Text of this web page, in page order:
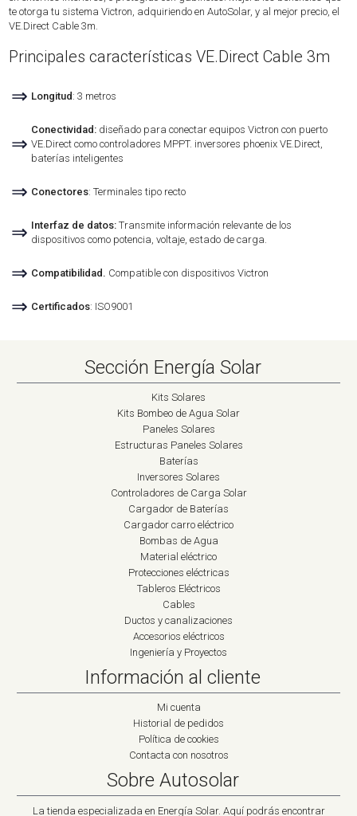
te otorga tu sistema Victron, adquiriendo en AutoSolar, y al mejor precio, el
VE.Direct Cable 3m.
Principales características VE.Direct Cable 3m
⇒ Longitud : 3 metros
⇒
Conectividad: diseñado para conectar equipos Victron con puerto
VE.Direct como controladores MPPT. inversores phoenix VE.Direct,
baterías inteligentes
⇒ Conectores: Terminales tipo recto
⇒ Interfaz de datos: Transmite información relevante de los
dispositivos como potencia, voltaje, estado de carga.
⇒ Compatibilidad. Compatible con dispositivos Victron
⇒ Certificados: ISO9001
Sección Energía Solar
Kits Solares
Kits Bombeo de Agua Solar
Paneles Solares
Estructuras Paneles Solares
Baterías
Inversores Solares
Controladores de Carga Solar
Cargador de Baterías
Cargador carro eléctrico
Bombas de Agua
Material eléctrico
Protecciones eléctricas
Tableros Eléctricos
Cables
Ductos y canalizaciones
Accesorios eléctricos
Ingeniería y Proyectos
Información al cliente
Mi cuenta
Historial de pedidos
Política de cookies
Contacta con nosotros
Sobre Autosolar
La tienda especializada en Energía Solar. Aquí podrás encontrar